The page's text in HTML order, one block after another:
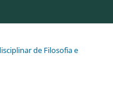
de Filosofia e